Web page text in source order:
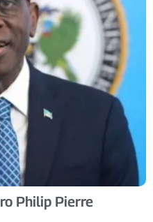
Philip Pierre